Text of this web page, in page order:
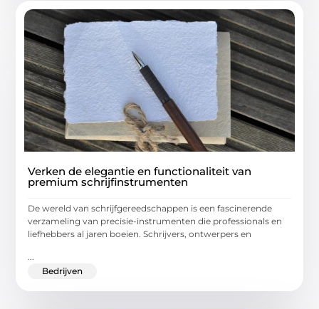
Verken de elegantie en functionaliteit van
premium schrijfinstrumenten
De wereld van schrijfgereedschappen is een fascinerende
verzameling van precisie-instrumenten die professionals en
liefhebbers al jaren boeien. Schrijvers, ontwerpers en
Bedrijven